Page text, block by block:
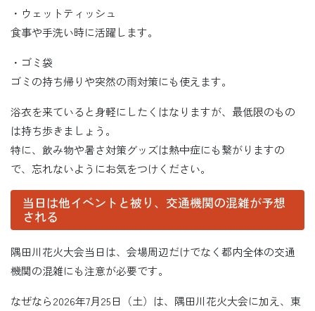
・ウェットティッシュ
食事や手洗い時に活躍します。
・ゴミ袋
ゴミの持ち帰りや突然の雨対策にも使えます。
浴衣を来ていると身軽にしたくはなりますが、最低限のもの
は持ち歩きましょう。
特に、飲み物や暑さ対策グッズは熱中症にも繋がりますの
で、忘れないようにお気をつけください。
当日は他イベントと被り、交通機関の混雑が予想
される
隅田川花火大会当日は、会場周辺だけでなく都内全体の交通
機関の混雑にも注意が必要です。
なぜなら2026年7月25日（土）は、隅田川花火大会に加え、東